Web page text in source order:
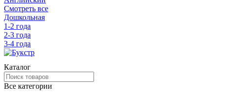
Смотреть все
Дошкольная
1-2 года
2-3 года
3-4 года
Каталог
Все категории